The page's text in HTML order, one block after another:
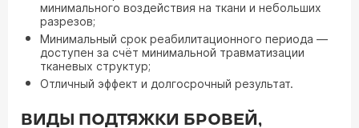
минимального воздействия на ткани и небольших
разрезов;
Минимальный срок реабилитационного периода —
доступен за счёт минимальной травматизации
тканевых структур;
Отличный эффект и долгосрочный результат.
ВИДЫ ПОДТЯЖКИ БРОВЕЙ,